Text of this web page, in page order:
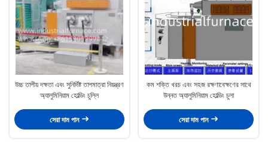
উচ্চ তাপীয় দক্ষতা এবং সুনির্দিষ্ট তাপমাত্রা নিয়ন্ত্রণ
অ্যালুমিনিয়াম হোল্ডিং চুল্লি
সেরা দাম পান
কম শক্তি খরচ এবং সহজ রক্ষণাবেক্ষণের সাথে
উন্নত অ্যালুমিনিয়াম হোল্ডিং চুলা
সেরা দাম পান